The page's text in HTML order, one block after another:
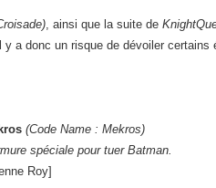
, ainsi que la suite de
a donc un risque de dévoiler certains
(Code Name : Mekros)
spéciale pour tuer Batman.
Roy]